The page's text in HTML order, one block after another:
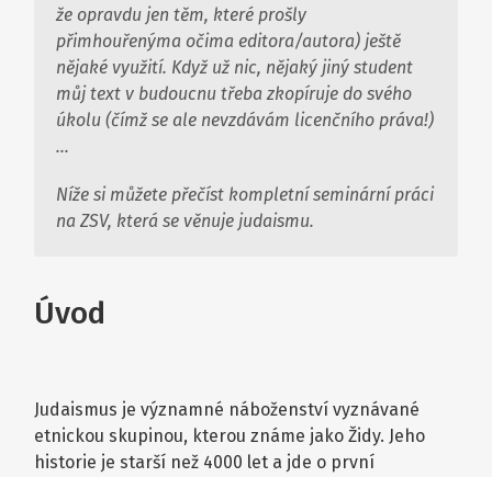
že opravdu jen těm, které prošly
přimhouřenýma očima editora/autora) ještě
nějaké využití. Když už nic, nějaký jiný student
můj text v budoucnu třeba zkopíruje do svého
úkolu (čímž se ale nevzdávám licenčního práva!)
…
Níže si můžete přečíst kompletní seminární práci
na ZSV, která se věnuje judaismu.
Úvod
Judaismus je významné náboženství vyznávané
etnickou skupinou, kterou známe jako Židy. Jeho
historie je starší než 4000 let a jde o první